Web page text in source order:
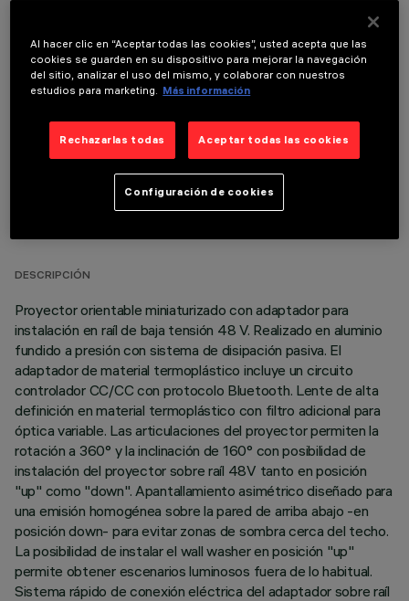
COMPONENTES OPCIONALES
DATOS TÉCNICOS
DESCRIPCIÓN
Proyector orientable miniaturizado con adaptador para
instalación en raíl de baja tensión 48 V. Realizado en aluminio
fundido a presión con sistema de disipación pasiva. El
adaptador de material termoplástico incluye un circuito
controlador CC/CC con protocolo Bluetooth. Lente de alta
definición en material termoplástico con filtro adicional para
óptica variable. Las articulaciones del proyector permiten la
rotación a 360° y la inclinación de 160° con posibilidad de
instalación del proyector sobre raíl 48V tanto en posición
"up" como "down". Apantallamiento asimétrico diseñado para
una emisión homogénea sobre la pared de arriba abajo -en
posición down- para evitar zonas de sombra cerca del techo.
La posibilidad de instalar el wall washer en posición "up"
permite obtener escenarios luminosos fuera de lo habitual.
Sistema rápido de conexión eléctrica del adaptador sobre raíl
Al hacer clic en “Aceptar todas las cookies”, usted acepta que las
cookies se guarden en su dispositivo para mejorar la navegación
del sitio, analizar el uso del mismo, y colaborar con nuestros
estudios para marketing.
Más información
Rechazarlas todas Aceptar todas las cookies
Configuración de cookies